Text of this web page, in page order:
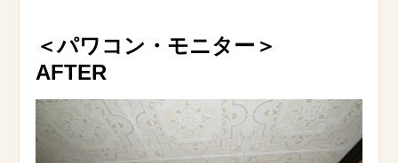
＜パワコン・モニター ＞
AFTER